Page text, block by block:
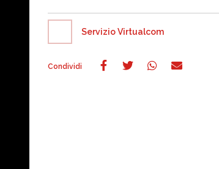
Servizio Virtualcom